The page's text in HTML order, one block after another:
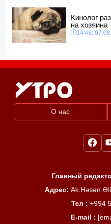
Кинолог
на хозяина
14:48,
О нас
Главный
Адрес: Ak.Həsən
Тел : +994
E-mail :